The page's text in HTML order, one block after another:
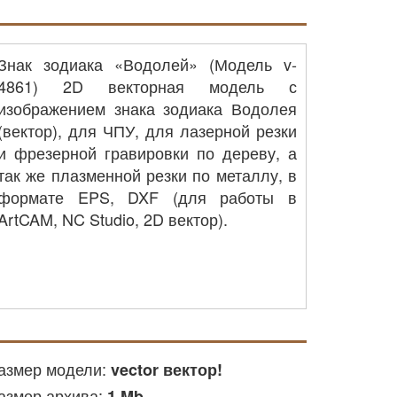
зодиака «Водолей» (Модель v-
2D векторная модель с
знака зодиака Водолея
для ЧПУ, для лазерной резки
фрезерной гравировки по дереву, а
же плазменной резки по металлу, в
EPS, DXF (для работы в
NC Studio, 2D вектор).
модели: vector вектор!